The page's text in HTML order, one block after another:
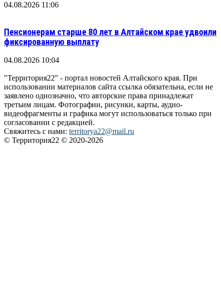
04.08.2026 11:06
Пенсионерам старше 80 лет в Алтайском крае удвоили
фиксированную выплату
04.08.2026 10:04
"Территория22" - портал новостей Алтайского края. При
использовании материалов сайта ссылка обязательна, если не
заявлено однозначно, что авторские права принадлежат
третьим лицам. Фотографии, рисунки, карты, аудио-
видеофрагменты и графика могут использоваться только при
согласовании с редакцией.
Свяжитесь с нами: territorya22@mail.ru
© Территория22 © 2020-2026